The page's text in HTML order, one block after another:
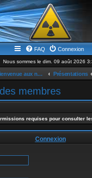
FAQ Connexion
Nous sommes le dim. 09 août 2026
Bienvenue aux nouveaux & news Présentations
membres
requises pour consulter
Connexion